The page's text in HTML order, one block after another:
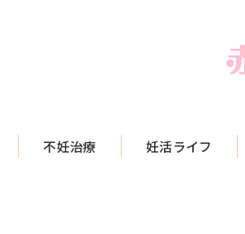
不妊治療 妊活ライフ